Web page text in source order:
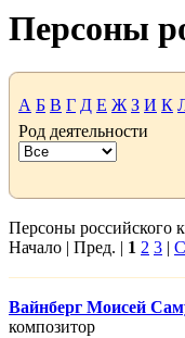
Персоны
А Б В Г Д Е Ж З И К
Род деятельности
Персоны российского
Начало | Пред. | 1 2 3 |
Вайнберг Моисей
композитор